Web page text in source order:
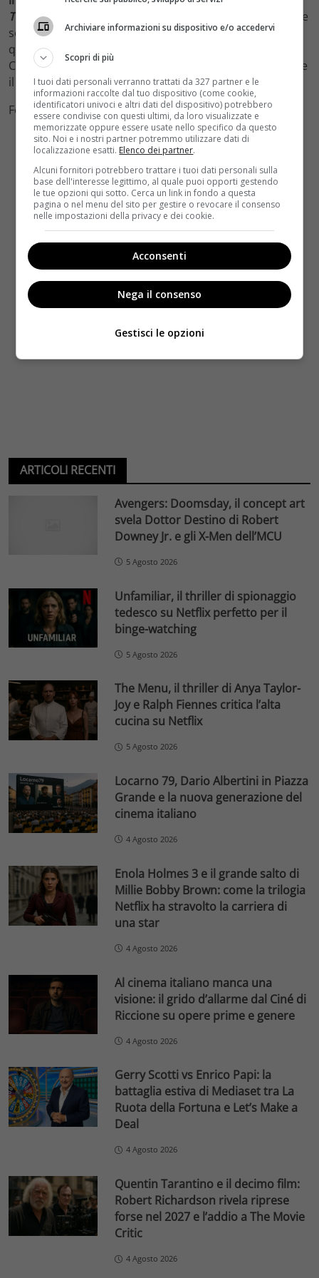
Transilvania 2
), anche
se non sarà certo una commedia. A tirare le fila di
questo ambizioso progetto ci sono Alex Kurtzman e
Chris Morgan, le menti creative che produrranno anche
il film con Depp.
Foto by Facebook
ARTICOLI RECENTI
Avengers: Doomsday, il concept art
svela Dottor Destino di Robert
Downey Jr. e gli X-Men dell’MCU
5 Agosto 2026
Unfamiliar, il thriller di spionaggio
tedesco su Netflix perfetto per il
binge-watching
5 Agosto 2026
The Menu, il thriller di Anya Taylor-
Joy e Ralph Fiennes critica l’alta
cucina su Netflix
5 Agosto 2026
Locarno 79, Dario Albertini in Piazza
Grande e la nuova generazione del
cinema italiano
4 Agosto 2026
Enola Holmes 3 e il grande salto di
Millie Bobby Brown: come la trilogia
Netflix ha stravolto la carriera di
una star
4 Agosto 2026
Al cinema italiano manca una
visione: il grido d’allarme dal Ciné di
Riccione su opere prime e genere
4 Agosto 2026
Gerry Scotti vs Enrico Papi: la
battaglia estiva di Mediaset tra La
Ruota della Fortuna e Let’s Make a
Deal
4 Agosto 2026
Quentin Tarantino e il decimo film:
Robert Richardson rivela riprese
forse nel 2027 e l’addio a The Movie
Critic
4 Agosto 2026
Archiviare informazioni su dispositivo e/o accedervi
Scopri di più
I tuoi dati personali verranno trattati da 327 partner e le
informazioni raccolte dal tuo dispositivo (come cookie,
identificatori univoci e altri dati del dispositivo) potrebbero
essere condivise con questi ultimi, da loro visualizzate e
memorizzate oppure essere usate nello specifico da questo
sito. Noi e i nostri partner potremmo utilizzare dati di
localizzazione esatti. Elenco dei partner.
Alcuni fornitori potrebbero trattare i tuoi dati personali sulla
base dell'interesse legittimo, al quale puoi opporti gestendo
le tue opzioni qui sotto. Cerca un link in fondo a questa
pagina o nel menu del sito per gestire o revocare il consenso
nelle impostazioni della privacy e dei cookie.
Acconsenti
Nega il consenso
Gestisci le opzioni